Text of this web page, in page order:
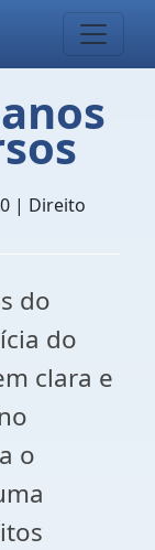
| Direito
do
do
clara e
o